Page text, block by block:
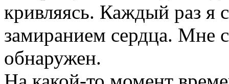
кривляясь. Каждый раз я
замиранием сердца. Мне
обнаружен.